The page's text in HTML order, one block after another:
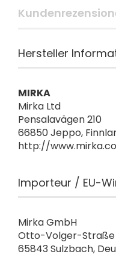
Hersteller
MIRKA
Mirka Ltd
Pensalavägen 210
66850 Jeppo,
http://
Importeur / EU-
Mirka GmbH
Otto-Volger-Straße
65843 Sulzbach,